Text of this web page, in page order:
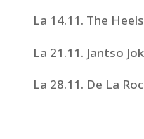
La 14.11. The Heels
La 21.11. Jantso
La 28.11. De La